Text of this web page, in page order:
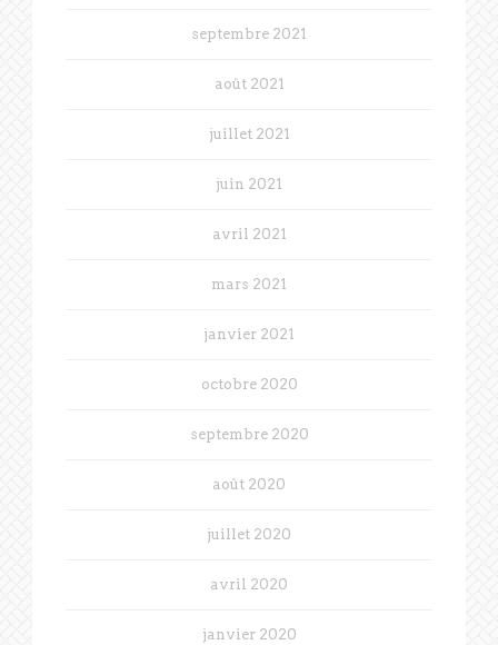
septembre 2021
août 2021
juillet 2021
juin 2021
avril 2021
mars 2021
janvier 2021
octobre 2020
septembre 2020
août 2020
juillet 2020
avril 2020
janvier 2020